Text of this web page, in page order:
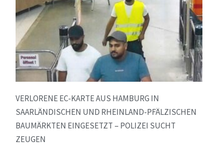
VERLORENE EC-KARTE AUS HAMBURG IN
SAARLÄNDISCHEN UND RHEINLAND-PFÄLZISCHEN
BAUMÄRKTEN EINGESETZT – POLIZEI SUCHT
ZEUGEN